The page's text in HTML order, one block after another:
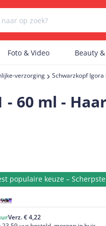
Er zijn geen
Er zijn geen
Foto & Video Beauty
verzorging Schwarzkopf
- 60 ml -
populaire keuze –
Verz. € 4,22